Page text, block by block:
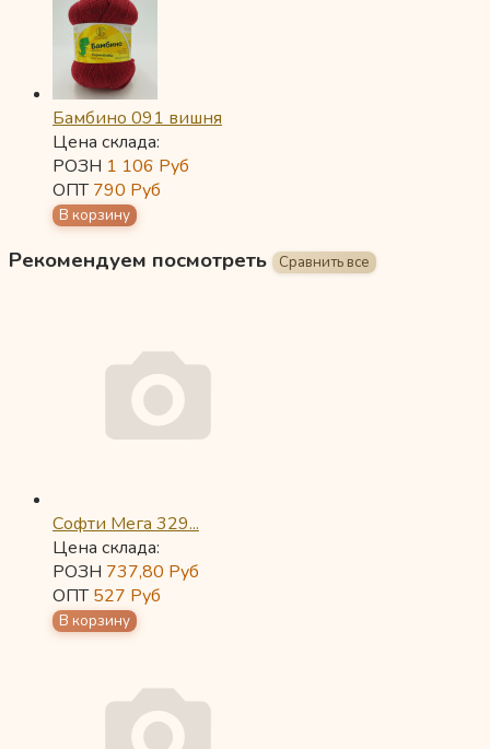
Бамбино 091 вишня
Цена склада:
РОЗН 1 106 Руб
ОПТ790 Руб
Рекомендуем посмотреть
Софти Мега 329...
Цена склада:
РОЗН 737,80 Руб
ОПТ527 Руб